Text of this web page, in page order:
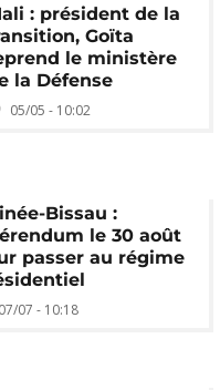
: président de la
Goïta
le ministère
la Défense
05/05 - 10:02
Bissau :
le 30 août
passer au régime
07/07 - 10:18